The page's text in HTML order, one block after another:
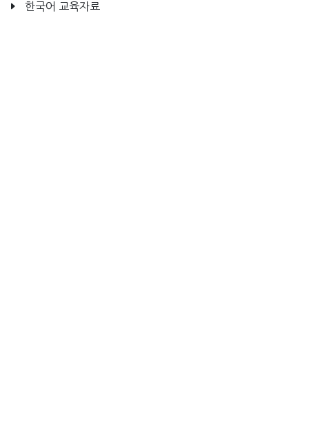
한국어 교육자료